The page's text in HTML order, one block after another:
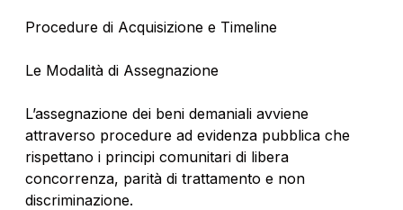
Procedure di Acquisizione e Timeline
Le Modalità di Assegnazione
L’assegnazione dei beni demaniali avviene
attraverso procedure ad evidenza pubblica che
rispettano i principi comunitari di libera
concorrenza, parità di trattamento e non
discriminazione.